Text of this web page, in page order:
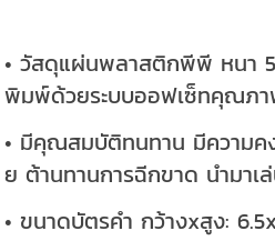
• วัสดุแผ่นพลาสติกพีพี หนา
พิมพ์ด้วยระบบออฟเซ็ทคุณภ
• มีคุณสมบัติทนทาน มีความค
ย ต้านทานการฉีกขาด นำมาเ
• ขนาดบัตรคำ กว้างxสูง: